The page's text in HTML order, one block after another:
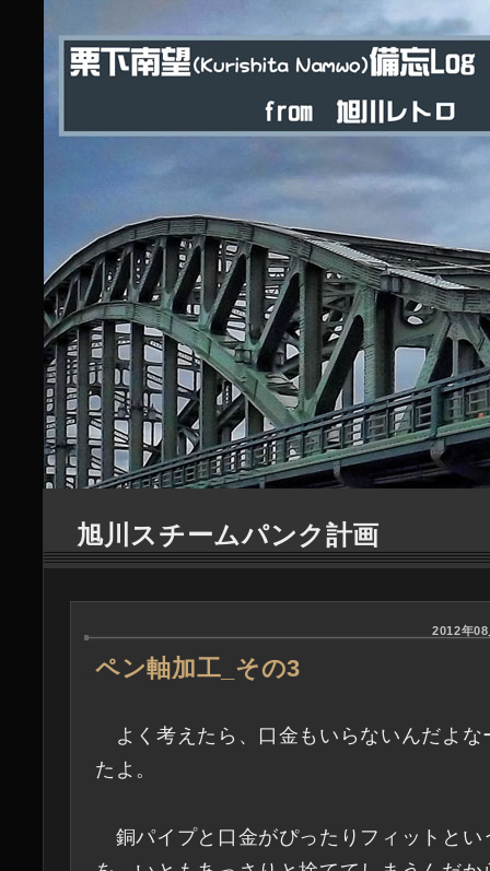
旭川スチームパンク計画
ペン軸加工_その3
―
2012年
よく考えたら、口金もいらないんだよな
たよ。
銅パイプと口金がぴったりフィットとい